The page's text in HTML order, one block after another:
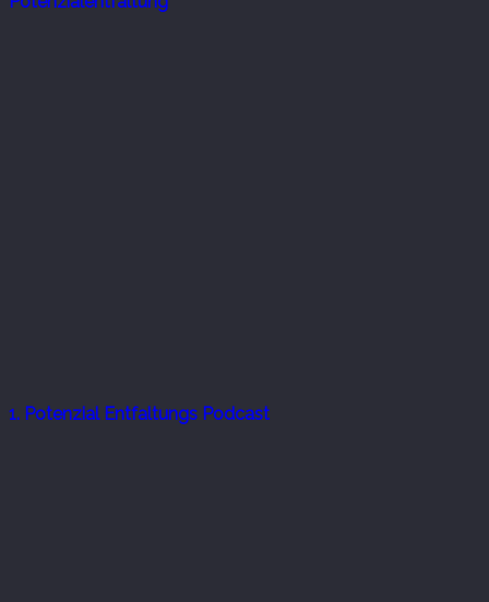
1. Potenzial Entfaltungs Podcast